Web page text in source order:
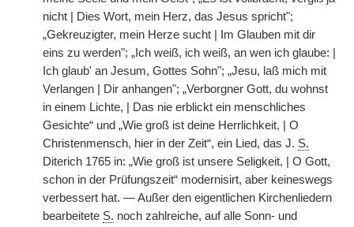
nicht | Dies Wort, mein Herz, das Jesus spricht";
„Gekreuzigter, mein Herze sucht | Im Glauben mit dir
eins zu werden"; „Ich weiß, ich weiß, an wen ich glaube: |
Ich glaub' an Jesum, Gottes Sohn"; „Jesu, laß mich mit
Verlangen | Dir anhangen"; „Verborgner Gott, du wohnst
in einem Lichte, | Das nie erblickt ein menschliches
Gesichte“ und „Wie groß ist deine Herrlichkeit, | O
Christenmensch, hier in der Zeit“, ein Lied, das J. S.
Diterich 1765 in: „Wie groß ist unsere Seligkeit, | O Gott,
schon in der Prüfungszeit“ modernisirt, aber keineswegs
verbessert hat. — Außer den eigentlichen Kirchenliedern
bearbeitete S. noch zahlreiche, auf alle Sonn- und